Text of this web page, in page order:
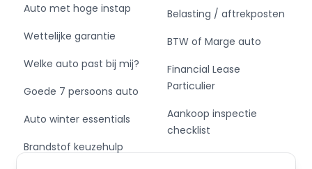
Auto met hoge instap
Wettelijke garantie
Welke auto past bij mij?
Goede 7 persoons auto
Auto winter essentials
Brandstof keuzehulp
Belasting / aftrekposten
BTW of Marge auto
Financial Lease
Particulier
Aankoop inspectie
checklist
Private Leasen,